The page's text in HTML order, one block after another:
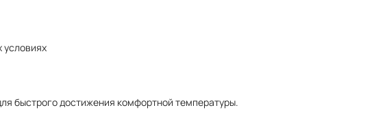
условиях
быстрого достижения комфортной температуры.